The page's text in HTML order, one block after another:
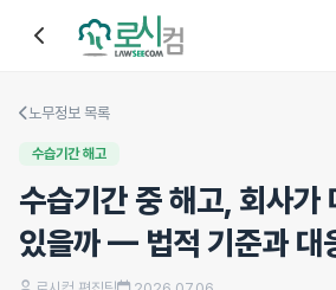
노무정보 목록
수습기간 해고
수습기간 중 해고, 회사가
있을까 — 법적 기준과 대